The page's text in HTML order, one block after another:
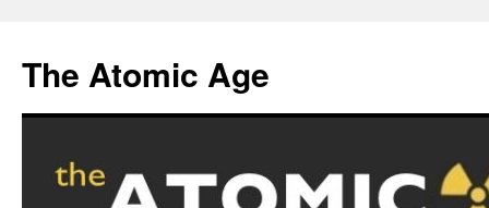
content
The Atomic Age